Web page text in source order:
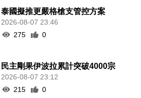
泰國擬推更嚴格槍支管控方案
2026-08-07 23:46
275
0
民主剛果伊波拉累計突破4000宗
2026-08-07 23:12
215
0